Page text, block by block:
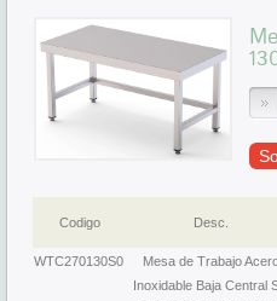
Codigo Desc.
WTC270130S0
Mesa de Trabajo
Inoxidable Baja Central